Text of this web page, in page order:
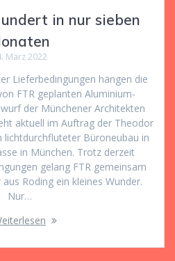
in nur sieben
März 2022
Lieferbedingungen hängen die
FTR geplanten Aluminium-
der Münchener Architekten
aktuell im Auftrag der Theodor
lichtdurchfluteter Büroneubau in
in München. Trotz derzeit
gelang FTR gemeinsam
Roding ein kleines Wunder.
Nur…